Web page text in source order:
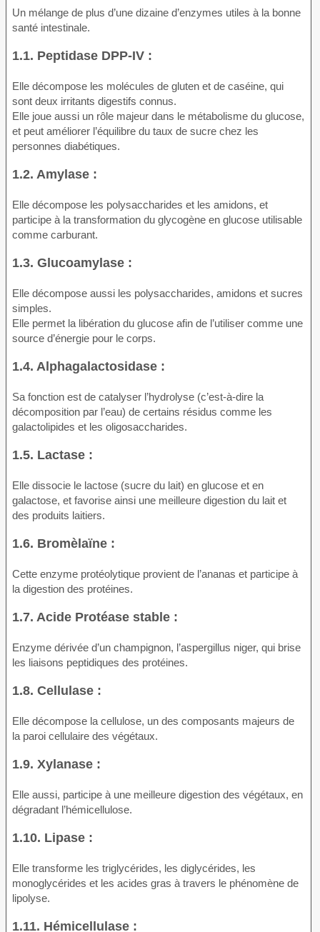
Un mélange de plus d’une dizaine d’enzymes utiles à la bonne
santé intestinale.
1.1. Peptidase DPP-IV :
Elle décompose les molécules de gluten et de caséine, qui
sont deux irritants digestifs connus.
Elle joue aussi un rôle majeur dans le métabolisme du glucose,
et peut améliorer l’équilibre du taux de sucre chez les
personnes diabétiques.
1.2. Amylase :
Elle décompose les polysaccharides et les amidons, et
participe à la transformation du glycogène en glucose utilisable
comme carburant.
1.3. Glucoamylase :
Elle décompose aussi les polysaccharides, amidons et sucres
simples.
Elle permet la libération du glucose afin de l’utiliser comme une
source d’énergie pour le corps.
1.4. Alphagalactosidase :
Sa fonction est de catalyser l’hydrolyse (c’est-à-dire la
décomposition par l’eau) de certains résidus comme les
galactolipides et les oligosaccharides.
1.5. Lactase :
Elle dissocie le lactose (sucre du lait) en glucose et en
galactose, et favorise ainsi une meilleure digestion du lait et
des produits laitiers.
1.6. Bromèlaïne :
Cette enzyme protéolytique provient de l’ananas et participe à
la digestion des protéines.
1.7. Acide Protéase stable :
Enzyme dérivée d’un champignon, l’aspergillus niger, qui brise
les liaisons peptidiques des protéines.
1.8. Cellulase :
Elle décompose la cellulose, un des composants majeurs de
la paroi cellulaire des végétaux.
1.9. Xylanase :
Elle aussi, participe à une meilleure digestion des végétaux, en
dégradant l’hémicellulose.
1.10. Lipase :
Elle transforme les triglycérides, les diglycérides, les
monoglycérides et les acides gras à travers le phénomène de
lipolyse.
1.11. Hémicellulase :